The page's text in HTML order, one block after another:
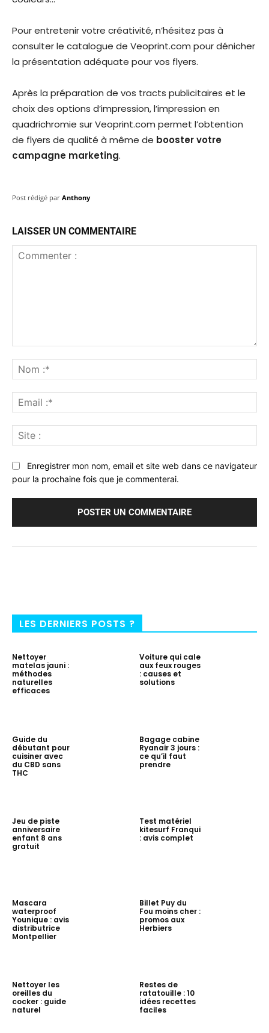
Pour entretenir votre créativité, n’hésitez pas à
consulter le catalogue de Veoprint.com pour dénicher
la présentation adéquate pour vos flyers.
Après la préparation de vos tracts publicitaires et le
choix des options d’impression, l’impression en
quadrichromie sur Veoprint.com permet l’obtention
de flyers de qualité à même de booster votre
campagne marketing.
Post rédigé par Anthony
LAISSER UN COMMENTAIRE
:*
:*
:
Enregistrer mon nom, email et site web dans ce navigateur
pour la prochaine fois que je commenterai.
LES DERNIERS POSTS ?
Nettoyer
matelas jauni :
méthodes
naturelles
efficaces
Voiture qui cale
aux feux rouges
: causes et
solutions
Guide du
débutant pour
cuisiner avec
du CBD sans
THC
Bagage cabine
Ryanair 3 jours :
ce qu’il faut
prendre
Jeu de piste
anniversaire
enfant 8 ans
gratuit
Test matériel
kitesurf Franqui
: avis complet
Mascara
waterproof
Younique : avis
distributrice
Montpellier
Billet Puy du
Fou moins cher :
promos aux
Herbiers
Nettoyer les
oreilles du
cocker : guide
naturel
Restes de
ratatouille : 10
idées recettes
faciles